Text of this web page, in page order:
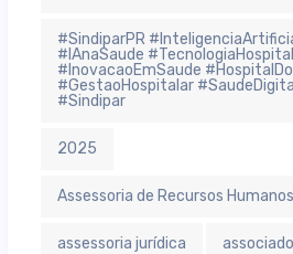
#SindiparPR
#IAnaSaude
#InovacaoEmSaude
#GestaoHospitalar
#Sindipar
2025
Assessoria de Recursos Humanos
assessoria jurídica associado